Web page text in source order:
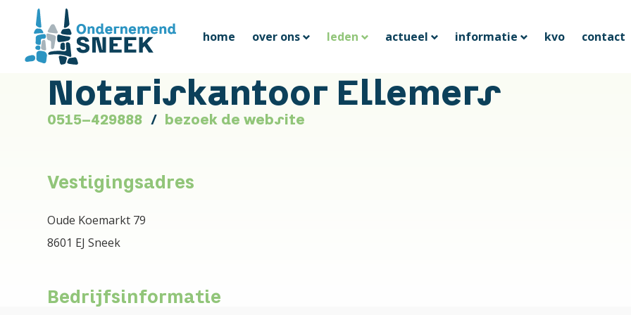
home over ons leden actueel informatie kvo contact
Notariskantoor Ellemers
0515-429888 bezoek de website
Vestigingsadres
Oude Koemarkt 79
8601 EJ Sneek
Bedrijfsinformatie